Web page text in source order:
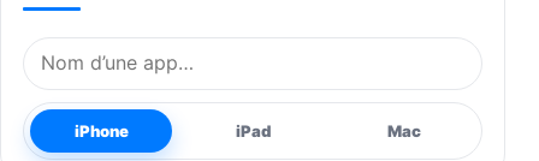
Nom de l’application
iPhone iPad Mac